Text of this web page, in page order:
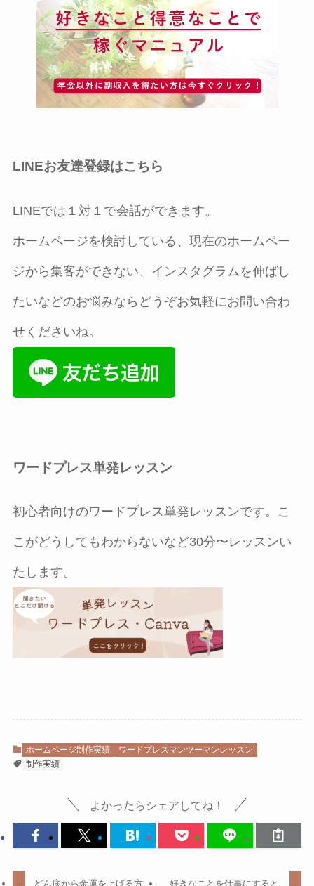
LINEお友達登録はこちら
LINEでは１対１で会話ができます。
ホームページを検討している、現在のホームペー
ジから集客ができない、インスタグラムを伸ばし
たいなどのお悩みならどうぞお気軽にお問い合わ
せくださいね。
ワードプレス単発レッスン
初心者向けのワードプレス単発レッスンです。こ
こがどうしてもわからないなど30分〜レッスンい
たします。
ホームページ制作実績
ワードプレスマンツーマンレッスン
制作実績
よかったらシェアしてね！
どん底から金運を上げる方
好きなことを仕事にすると